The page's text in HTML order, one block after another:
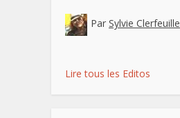
Par Sylvie Clerfeuille
Lire tous les Editos